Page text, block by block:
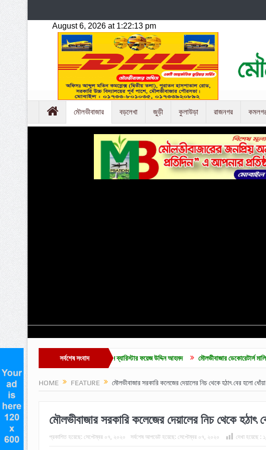
মৌলভীবাজার বড়লেখা জুড়ী কুলাউড়া রাজনগর
সর্বশেষ সংবাদ
ভোট পেয়ে সদস্য নির্বাচিত হলেন ব্যারিস্টার ফয়েজ উদ্দিন আহমদ মৌলভীবাজার ডেকোরেটার্স মালিক সমিতির
HOME FEATURE মৌলভীবাজার সরকারি কলেজের দেয়ালের নিচ থেকে হঠাৎ বের হলো
মৌলভীবাজার সরকারি কলেজের দেয়ালের নিচ থেকে হঠাৎ
প্রকাশিত হয়েছে: সেপ্টেম্বর ০৭, ২০২০ সর্বশেষ আপডেট হয়েছে: সেপ্টেম্বর ০৭, ২০২০ দেখা হয়েছে :